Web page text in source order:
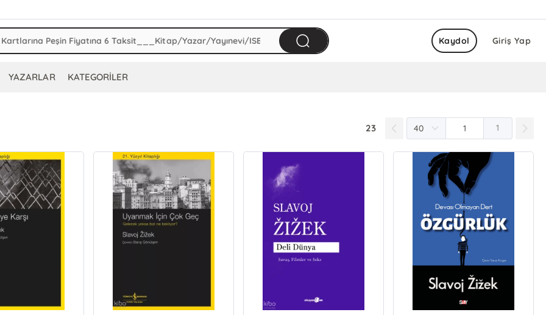
Giriş Yap
Kaydol
YAZARLAR KATEGORİLER
23 1